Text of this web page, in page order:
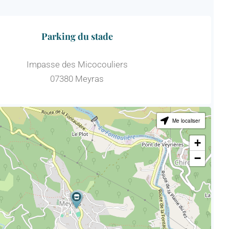
Parking du stade
Impasse des Micocouliers
07380 Meyras
Me localiser
+
−